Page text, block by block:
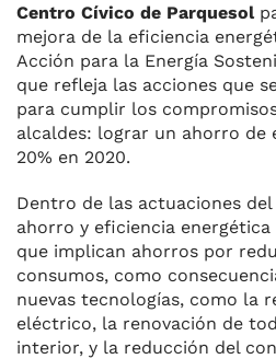
Centro Cívico de Parquesol
mejora de la eficiencia
Acción para la Energía
que refleja las acciones que
para cumplir los
alcaldes: lograr un ahorro de
20% en 2020.
Dentro de las actuaciones del
ahorro y eficiencia
que implican ahorros por
consumos, como
nuevas tecnologías, como la
eléctrico, la renovación de
interior, y la reducción del